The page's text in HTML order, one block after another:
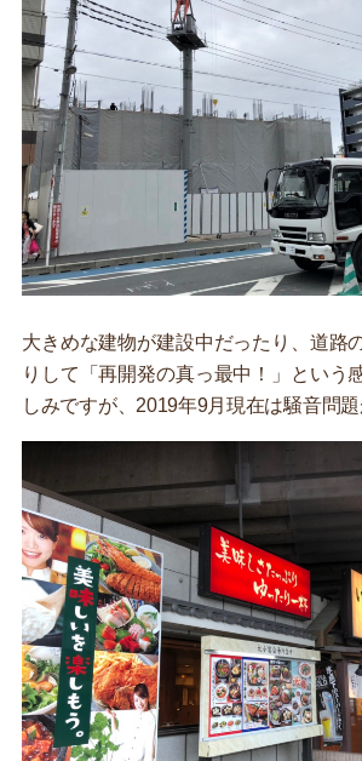
大きめな建物が建設中だったり、道路
りして「再開発の真っ最中！」という
しみですが、2019年9月現在は騒音問